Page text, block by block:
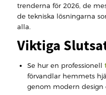
trenderna för 2026, de
de tekniska lösningarna
alla.
Viktiga
Se hur en professionell
förvandlar hemmets
genom modern design